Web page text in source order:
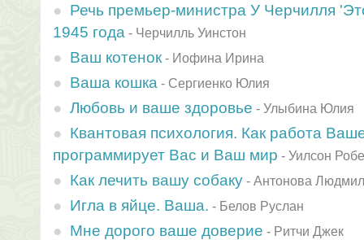
Речь премьер-министра У Черчилля
1945 года - Черчилль Уинстон
Ваш котенок - Иофина Ирина
Ваша кошка - Сергиенко Юлия
Любовь и ваше здоровье - Улыбина Юлия
Квантовая психология. Как работа
программирует Вас и Ваш мир - Уилсон
Как лечить вашу собаку - Антонова
Игла в яйце. Ваша. - Белов Руслан
Мне дорого ваше доверие - Ритчи Джек